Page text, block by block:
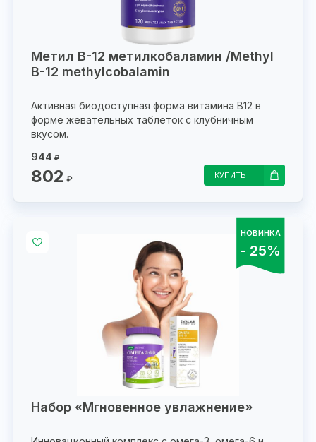
Метил В-12 метилкобаламин /Methyl
B-12 methylcobalamin
Активная биодоступная форма витамина B12 в
форме жевательных таблеток с клубничным
вкусом.
944 ₽
802 ₽ КУПИТЬ
НОВИНКА
- 25%
Набор «Мгновенное увлажнение»